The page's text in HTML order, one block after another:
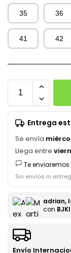
35 36
41 42
Entrega
Se envía
Llega entre
Te
Sin envíos ni
adrian,
con
Envío